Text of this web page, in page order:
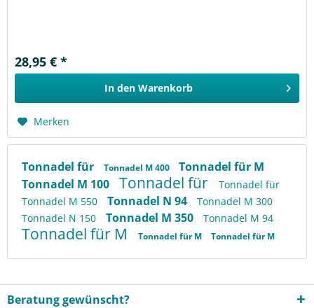
28,95 € *
In den Warenkorb
Merken
Tonnadel für Tonnadel M 400
Tonnadel für M
Tonnadel M 100
Tonnadel für
Tonnadel für
Tonnadel M 550
Tonnadel N 94
Tonnadel M 300
Tonnadel N 150
Tonnadel M 350 Tonnadel M 94
Tonnadel für M Tonnadel für M Tonnadel für M
Beratung gewünscht?